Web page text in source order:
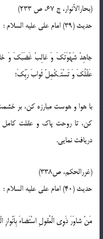
(بحارالأنوار، ج 67، ص 233)
حدیث (39) امام على عليه‏ السلام :
جاهِدْ شَهْوَتَكَ وَ غالِبْ غَضَبَكَ وَ
عَقْلُكَ وَ تَسْتَـكْمِلْ ثَوابَ رَبِّكَ؛
با هوا و هوست مبارزه كن، بر
كن، تا روحت پاك و عقلت كامل
دريافت نمايى.
(غررالحكم، ص338)
حدیث (40) امام على عليه ‏السلام :
مَنْ شاوَرَ ذَوِى الْعُقولِ اسْتَضاءَ بِاَنْوارِ